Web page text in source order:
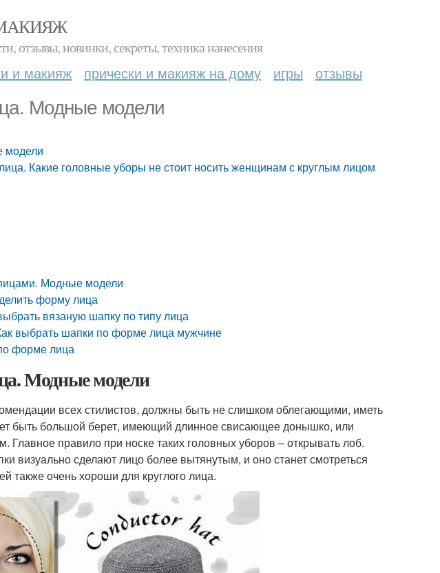
отзывы, новинки, секреты, техника нанесения
и макияж прически и макияж на дому игры отзывы
Модные модели
модели
Какие головные уборы не стоит носить женщинам с круглым лицом
Модные модели
форму лица
вязаную шапку по типу лица
выбрать шапки по форме лица мужчине
форме лица
Модные модели
всех стилистов, должны быть не слишком облегающими, иметь
быть большой берет, имеющий длинное свисающее донышко, или
Главное правило при носке таких головных уборов – открывать лоб.
визуально сделают лицо более вытянутым, и оно станет смотреться
также очень хороши для круглого лица.